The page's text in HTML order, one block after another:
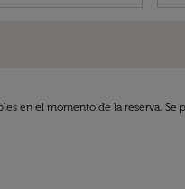
en el momento de la reserva. Se